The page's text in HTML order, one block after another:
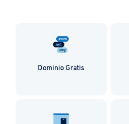
Dominio Gratis